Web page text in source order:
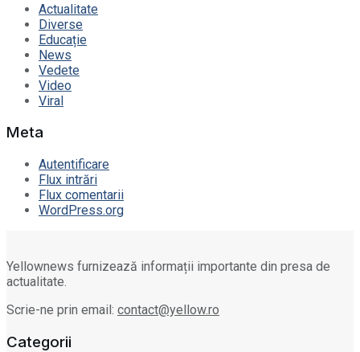
Actualitate
Diverse
Educație
News
Vedete
Video
Viral
Meta
Autentificare
Flux intrări
Flux comentarii
WordPress.org
Yellownews furnizează informații importante din presa de
actualitate.
Scrie-ne prin email: contact@yellow.ro
Categorii